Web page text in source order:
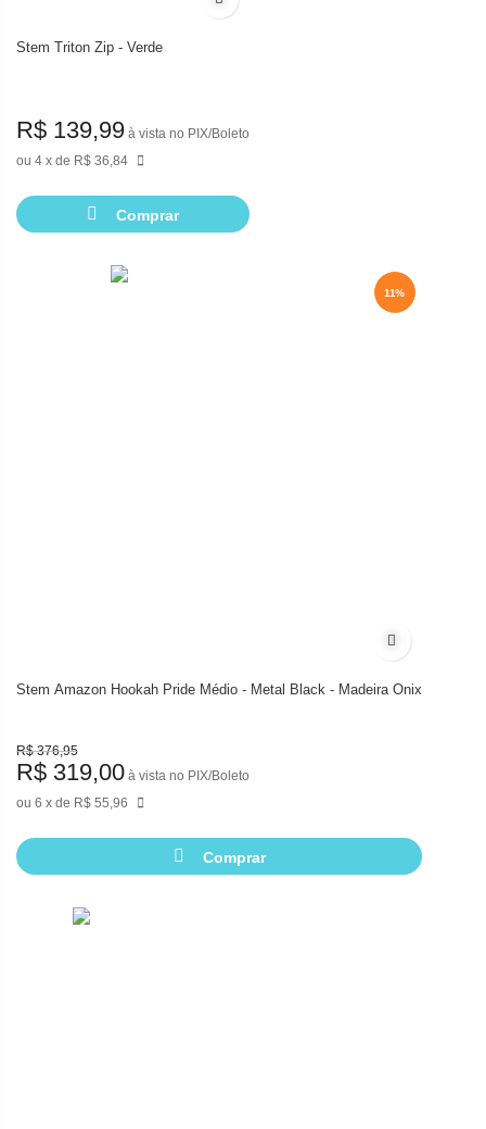
Adicionar à lista de desejos
Stem Triton Zip - Verde
4 de R$ 36,84
R$ 139,99 à vista no PIX/Boleto
Comprar
11%
11%
Adicionar à
Stem Amazon Hookah Pride Médio - Metal Black - Madeira Ônix
R$ 376,95
6 de R$ 55,96
R$ 319,00 à vista no PIX/Boleto
Comprar